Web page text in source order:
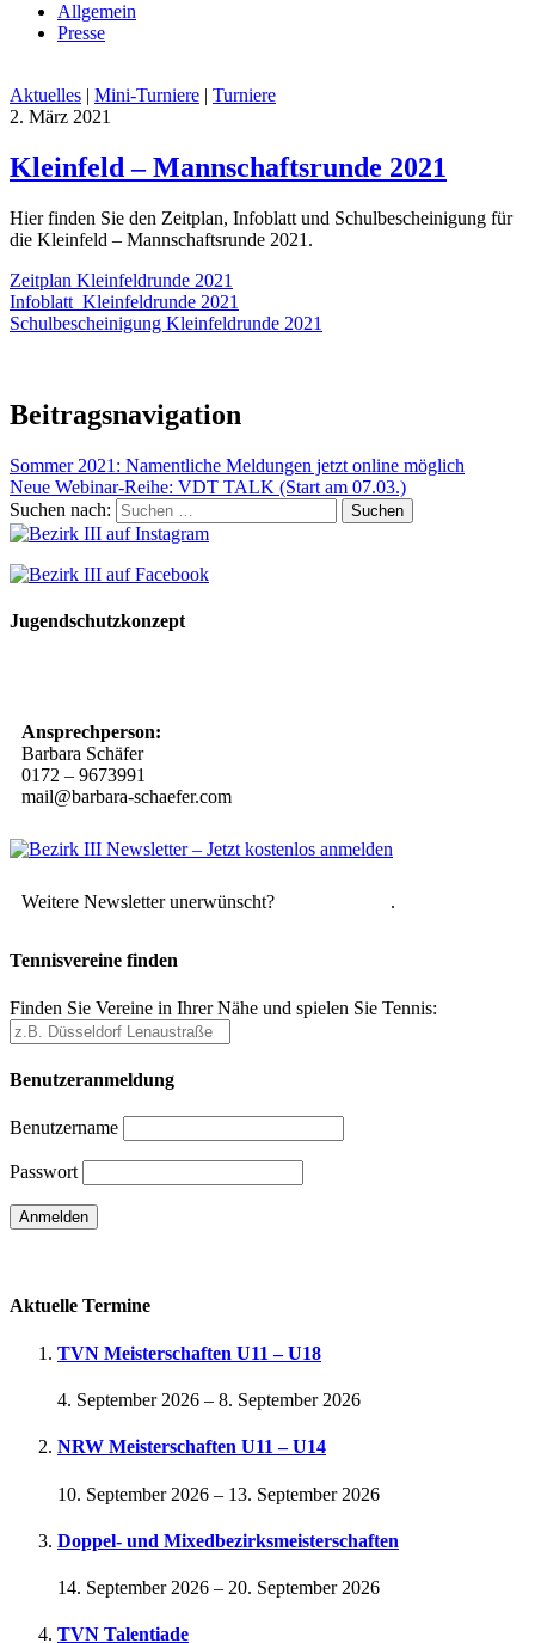
Allgemein
Presse
Aktuelles | Mini-Turniere | Turniere
2. März 2021
Kleinfeld – Mannschaftsrunde 2021
Hier finden Sie den Zeitplan, Infoblatt und Schulbescheinigung für
die Kleinfeld – Mannschaftsrunde 2021.
Zeitplan Kleinfeldrunde 2021
Infoblatt_Kleinfeldrunde 2021
Schulbescheinigung Kleinfeldrunde 2021
Beitragsnavigation
Sommer 2021: Namentliche Meldungen jetzt online möglich
Neue Webinar-Reihe: VDT TALK (Start am 07.03.)
Suchen nach:
Jugendschutzkonzept
Ansprechperson:
Barbara Schäfer
0172 – 9673991
mail@barbara-schaefer.com
Weitere Newsletter unerwünscht? .
Tennisvereine finden
Finden Sie Vereine in Ihrer Nähe und spielen Sie Tennis:
Benutzeranmeldung
Benutzername
Passwort
Aktuelle Termine
TVN Meisterschaften U11 – U18
4. September 2026 – 8. September 2026
NRW Meisterschaften U11 – U14
10. September 2026 – 13. September 2026
Doppel- und Mixedbezirksmeisterschaften
14. September 2026 – 20. September 2026
TVN Talentiade